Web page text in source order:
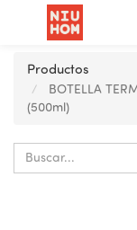
Productos
BOTELLA
(500ml)